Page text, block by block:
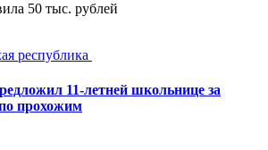
50 тыс. рублей
республика
11-летней школьнице за
прохожим